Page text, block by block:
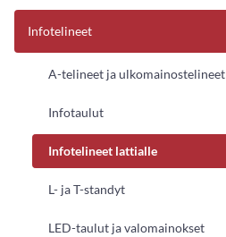
Infotelineet
A-telineet ja ulkomainostelineet
Infotaulut
Infotelineet lattialle
L- ja T-standyt
LED-taulut ja valomainokset